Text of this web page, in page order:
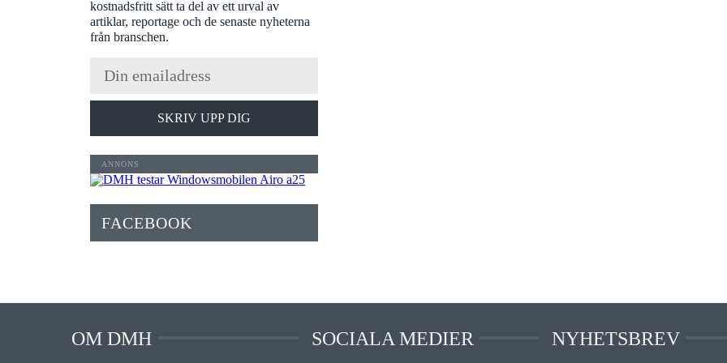
kostnadsfritt sätt ta del av ett urval av
artiklar, reportage och de senaste nyheterna
från branschen.
SKRIV UPP DIG
FACEBOOK
OM DMH SOCIALA MEDIER NYHETSBREV